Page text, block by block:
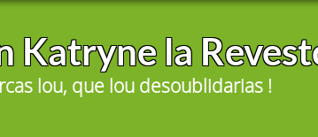
Katryne la
lou, que lou desoublidarias !